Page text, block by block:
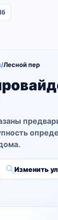
/Лесной пер
Изменить